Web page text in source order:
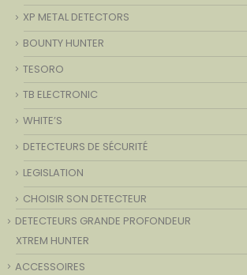
XP METAL DETECTORS
BOUNTY HUNTER
TESORO
TB ELECTRONIC
WHITE’S
DETECTEURS DE SÉCURITÉ
LEGISLATION
CHOISIR SON DETECTEUR
DETECTEURS GRANDE PROFONDEUR
XTREM HUNTER
ACCESSOIRES